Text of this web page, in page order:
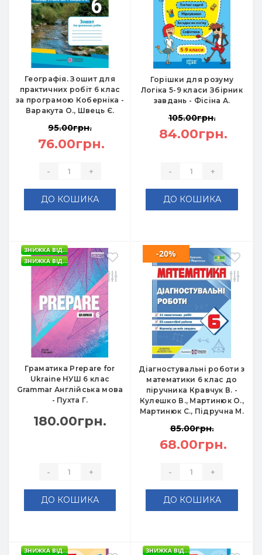
Географія. Зошит для
практичних робіт 6 клас
за програмою Коберніка -
Варакута О., Швець Є.
95.00грн.
76.00грн.
- +
ДО КОШИКА
Горішки для розуму
Логіка 5-9 класи Збірник
завдань - Фісіна А.
105.00грн.
84.00грн.
- +
ДО КОШИКА
Граматика Prepare for
Ukraine НУШ 6 клас
Grammar Англійська мова
- Пухта Г.
ЗНИЖКА ВІД...
ЗНИЖКА ВІД...
180.00грн.
- +
ДО КОШИКА
Діагностувальні роботи з
математики 6 клас до
піручника Кравчук В. -
Кулешко В., Мартинюк О.,
Мартинюк С., Підручна М.
-20%
85.00грн.
68.00грн.
- +
ДО КОШИКА
ЗНИЖКА ВІД...
ЗНИЖКА ВІД...